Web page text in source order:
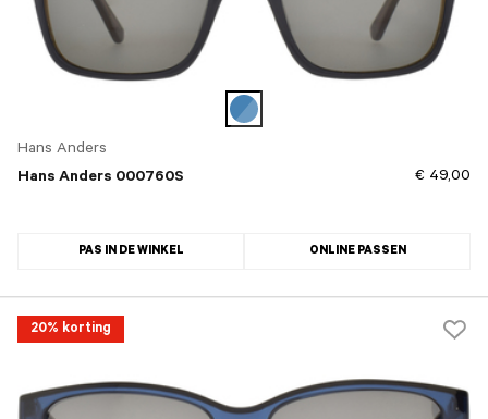
Hans Anders
Hans Anders 000760S
€ 49,00
PAS IN DE WINKEL ONLINE PASSEN
20% korting